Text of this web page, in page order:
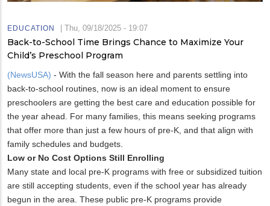
EDUCATION Thu, 09/18/2025 - 19:07
Back-to-School Time Brings Chance to Maximize Your
Child’s Preschool Program
(NewsUSA) - With the fall season here and parents settling into
back-to-school routines, now is an ideal moment to ensure
preschoolers are getting the best care and education possible for
the year ahead. For many families, this means seeking programs
that offer more than just a few hours of pre-K, and that align with
family schedules and budgets.
Low or No Cost Options Still Enrolling
Many state and local pre-K programs with free or subsidized tuition
are still accepting students, even if the school year has already
begun in the area. These public pre-K programs provide